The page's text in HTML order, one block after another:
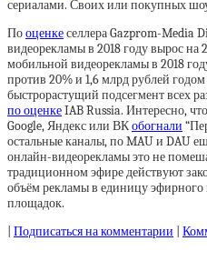
сериалами. Своих или покупных
Пооценкеселлера Gazprom-Media
видеорекламы в 2018 году вырос на
мобильной видеорекламы в 2018
против 20% и 1,6 млрд рублей
быстрорастущий подсегмент всех
по оценкеIAB Russia. Интересно,
Google, Яндекс или ВКобогнали
остальные каналы, по MAU и DAU
онлайн-видеорекламы это не
традиционном эфире действуют
объём рекламы в единицу эфирного
площадок.
Подписаться на комментарии